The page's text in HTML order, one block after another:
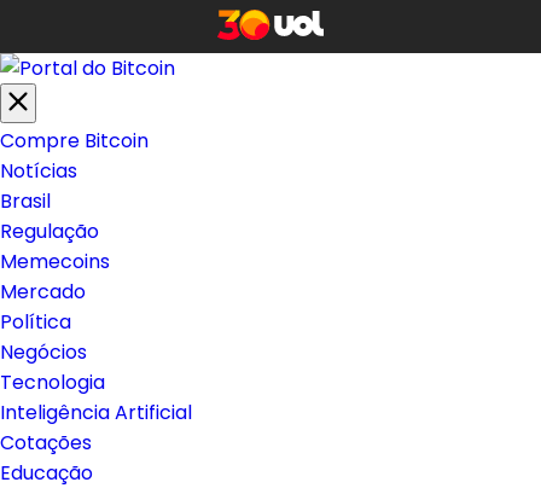
Compre Bitcoin
Notícias
Brasil
Regulação
Memecoins
Mercado
Política
Negócios
Tecnologia
Inteligência Artificial
Cotações
Educação